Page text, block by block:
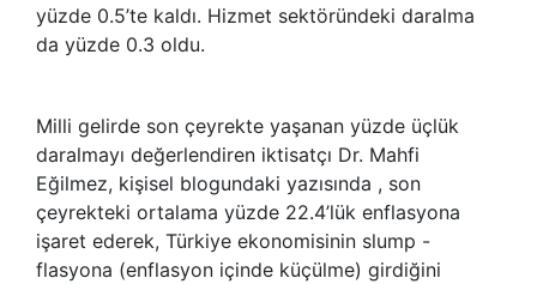
yüzde 0.5’te kaldı. Hizmet sektöründeki daralma
da yüzde 0.3 oldu.
Milli gelirde son çeyrekte yaşanan yüzde üçlük
daralmayı değerlendiren iktisatçı Dr. Mahfi
Eğilmez, kişisel blogundaki yazısında , son
çeyrekteki ortalama yüzde 22.4’lük enflasyona
işaret ederek, Türkiye ekonomisinin slump -
flasyona (enflasyon içinde küçülme) girdiğini